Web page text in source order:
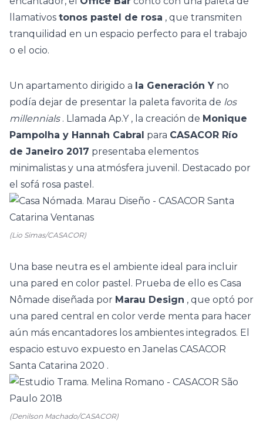
llamativos tonos pastel de rosa , que transmiten
tranquilidad en un espacio perfecto para el trabajo
o el ocio.
Un apartamento dirigido a la Generación Y no
podía dejar de presentar la paleta favorita de los
millennials. Llamada Ap.Y, la creación de Monique
Pampolha y Hannah Cabral para CASACOR Río
de Janeiro 2017 presentaba elementos
minimalistas y una atmósfera juvenil. Destacado por
el sofá rosa pastel.
(Lio Simas/CASACOR)
Una base neutra es el ambiente ideal para incluir
una pared en color pastel. Prueba de ello es Casa
Nômade diseñada por Marau Design , que optó por
una pared central en color verde menta para hacer
aún más encantadores los ambientes integrados. El
espacio estuvo expuesto enJanelas CASACOR
Santa Catarina 2020 .
(Denilson Machado/CASACOR)